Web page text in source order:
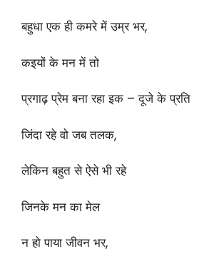
बहुधा एक ही कमरे में उम्र भर,
कइयों के मन में तो
प्रगाढ़ प्रेम बना रहा इक – दूजे के प्रति
जिंदा रहे वो जब तलक,
लेकिन बहुत से ऐसे भी रहे
जिनके मन का मेल
न हो पाया जीवन भर,